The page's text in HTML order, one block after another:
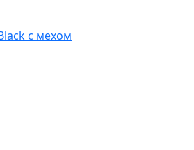
с мехом